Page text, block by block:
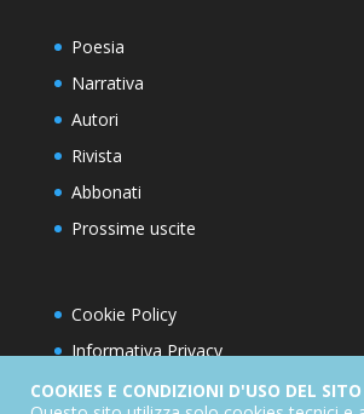
Poesia
Narrativa
Autori
Rivista
Abbonati
Prossime uscite
Cookie Policy
Informativa Privacy
Condizioni d’utilizzo del sito
COOKIES E CONDIZIONI D'USO DEL SITO